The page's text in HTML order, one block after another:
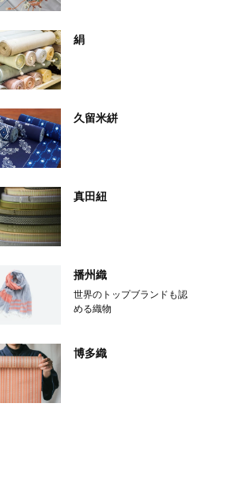
絹
久留米絣
真田紐
播州織
世界のトップブランドも認
める織物
博多織